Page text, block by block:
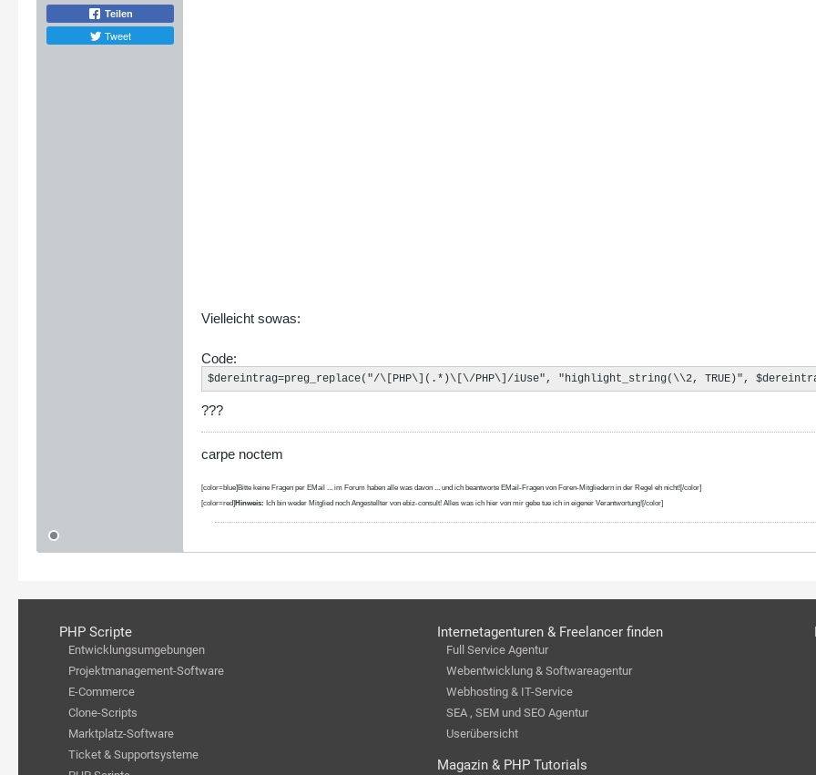
Teilen
Tweet
Vielleicht sowas:
Code:
$dereintrag=preg_replace("/\[PHP\](.*)\[\/PHP\]/iUse", "highlight_string(\\2, TRUE)",
???
carpe noctem
[color=blue]Bitte keine Fragen per EMail ... im Forum haben alle was davon ... und ich beantworte EMail-Fragen von Foren-Mitgliedern in der Regel eh nicht![/color]
[color=red] Hinweis: Ich bin weder Mitglied noch Angestellter von ebiz-consult! Alles was ich hier von mir gebe tue ich in eigener Verantwortung![/color]
PHP Scripte
Entwicklungsumgebungen
Projektmanagement-Software
E-Commerce
Clone-Scripts
Marktplatz-Software
Ticket & Supportsysteme
Internetagenturen & Freelancer finden
Full Service Agentur
Webentwicklung & Softwareagentur
Webhosting & IT-Service
SEA , SEM und SEO Agentur
Userübersicht
Magazin & PHP Tutorials